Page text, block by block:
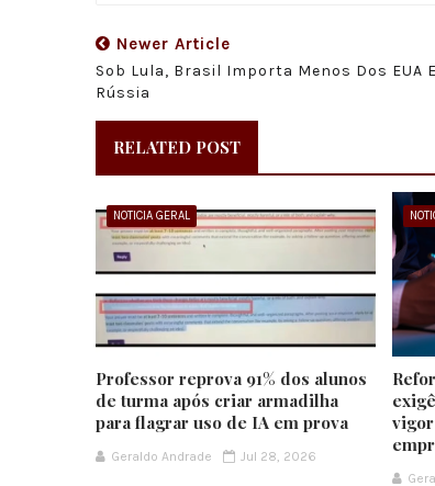
Newer Article
Sob Lula, Brasil Importa Menos Dos EUA
Rússia
RELATED POST
NOTICIA GERAL
Professor reprova 91% dos alunos
de turma após criar armadilha
para flagrar uso de IA em prova
Geraldo Andrade Jul 28, 2026